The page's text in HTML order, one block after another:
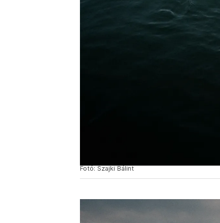
Fotó: Szajki Bálint